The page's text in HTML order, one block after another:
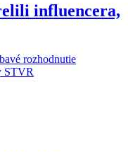
influencera,